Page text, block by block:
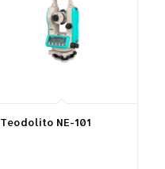
Teodolito NE-101